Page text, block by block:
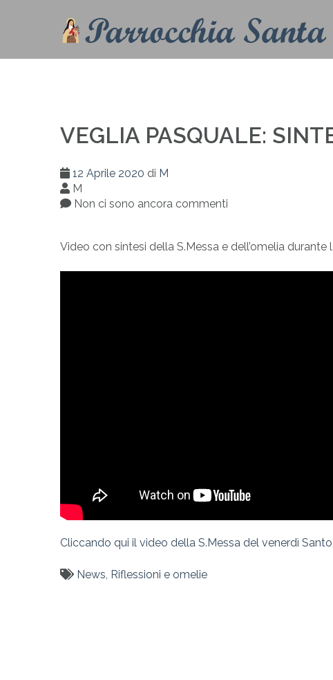
VEGLIA PASQUALE:
12 Aprile 2020 di M
M
Non ci sono ancora commenti
Video con sintesi della S.Messa e dell’omelia
Cliccando qui il video della S.Messa del venerdì Santo.
News, Riflessioni e omelie